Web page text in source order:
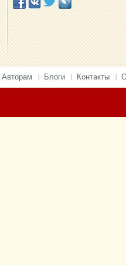
Авторам Блоги Контакты